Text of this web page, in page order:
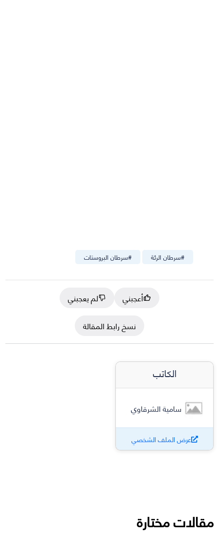
#سرطان البروستات #سرطان الرئة
أعجبني
لم يعجبني
نسخ رابط المقالة
الكاتب
سامية الشرقاوي
عرض الملف الشخصي
مقالات مختارة